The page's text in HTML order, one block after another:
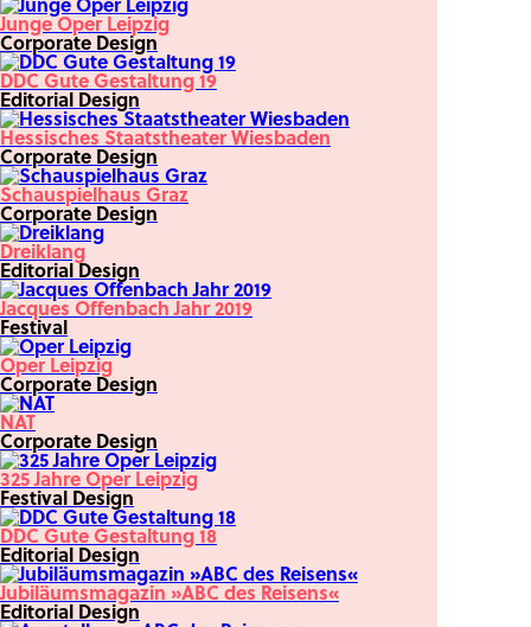
Junge Oper Leipzig
Corporate Design
DDC Gute Gestaltung 19
Editorial Design
Hessisches Staatstheater Wiesbaden
Corporate Design
Schauspielhaus Graz
Corporate Design
Dreiklang
Editorial Design
Jacques Offenbach Jahr 2019
Festival
Oper Leipzig
Corporate Design
NAT
Corporate Design
325 Jahre Oper Leipzig
Festival Design
DDC Gute Gestaltung 18
Editorial Design
Jubiläumsmagazin »ABC des Reisens«
Editorial Design